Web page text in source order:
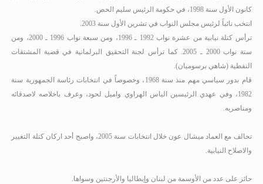
كانون الأول سنة 1998، في حكومة الرئيس سليم الحص.
انتخب نائباً لرئيس مجلس النواب في تشرين الأول سنة 2003
.
ترأس كتلة نيابية من عشرة نواب 1992 ـ 1996، ومن سبعة نواب 1996 ـ 2000، ومن
ستة نواب 2000 ـ 2005
. كما ترأس لجنة التحقيق البرلمانية في قضية المشتقات
النفطية (شاهي برسوميان).
قام بدور سياسي مهم منذ سنة 1968، وخصوصاً في انتخابات رئاسة الجمهورية سنة
1982، وفي عهدي الرئيسين الياس الهراوي واميل لحود، وعرف باخلاصه لاصدقائه
ومناصريه.
تحالف مع العماد ميشال عون خلال انتخابات سنة 2005، واصبح أحد اركان كتلة التغيير
والاصلاح النيابية.
حائز على عدد من الأوسمة من لبنان وإيطاليا والأرجنتين وسواها.